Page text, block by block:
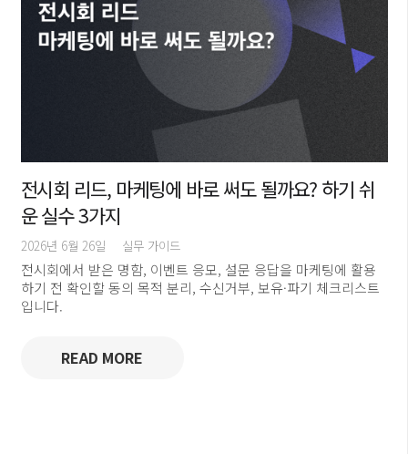
전시회 리드, 마케팅에 바로 써도 될까요? 하기 쉬
운 실수 3가지
2026년 6월 26일 실무 가이드
전시회에서 받은 명함, 이벤트 응모, 설문 응답을 마케팅에 활용
하기 전 확인할 동의 목적 분리, 수신거부, 보유·파기 체크리스트
입니다.
READ MORE